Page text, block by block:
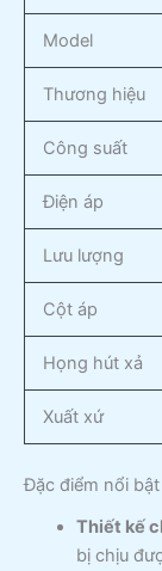
Model
Thương hiệu
Công suất
Điện áp
Lưu lượng
Cột áp
Họng hút xả
Xuất xứ
Đặc điểm nổi bật
Thiết kế
bị chịu